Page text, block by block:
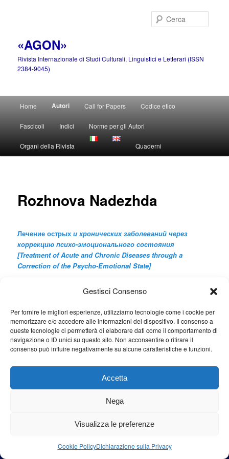
Gestisci Consenso
Per fornire le migliori esperienze, utilizziamo tecnologie come i cookie per
memorizzare e/o accedere alle informazioni del dispositivo. Il consenso a
queste tecnologie ci permetterà di elaborare dati come il comportamento di
navigazione o ID unici su questo sito. Non acconsentire o ritirare il
consenso può influire negativamente su alcune caratteristiche e funzioni.
Accetta
Nega
Visualizza le preferenze
Cookie PolicyDichiarazione sulla Privacy
«AGON»
Rivista Internazionale di Studi Culturali, Linguistici e Letterari (ISSN
2384-9045)
principale
Home Autori Call for Papers Codice etico
Fascicoli Indici Norme per gli Autori
Organi della Rivista Quaderni
Rozhnova Nadezhda
Лечение острых и хронических заболеваний через
коррекцию психо-эмоционального состояния
[Treatment of Acute and Chronic Diseases through a
Correction of the Psycho-Emotional State]
Cerca